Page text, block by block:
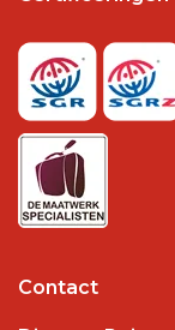
Contact